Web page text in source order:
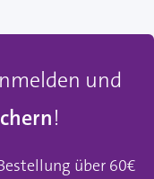
und
!
über 60€